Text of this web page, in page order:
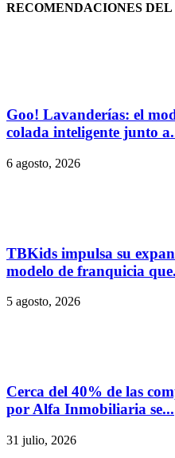
RECOMENDACIONES DEL
Goo! Lavanderías: el
colada inteligente junto
6 agosto, 2026
TBKids impulsa su
modelo de franquicia
5 agosto, 2026
Cerca del 40% de las
por Alfa Inmobiliaria se...
31 julio, 2026